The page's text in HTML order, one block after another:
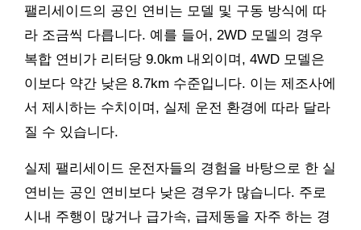
팰리세이드의 공인 연비는 모델 및 구동 방식에 따
라 조금씩 다릅니다. 예를 들어, 2WD 모델의 경우
복합 연비가 리터당 9.0km 내외이며, 4WD 모델은
이보다 약간 낮은 8.7km 수준입니다. 이는 제조사에
서 제시하는 수치이며, 실제 운전 환경에 따라 달라
질 수 있습니다.
실제 팰리세이드 운전자들의 경험을 바탕으로 한 실
연비는 공인 연비보다 낮은 경우가 많습니다. 주로
시내 주행이 많거나 급가속, 급제동을 자주 하는 경